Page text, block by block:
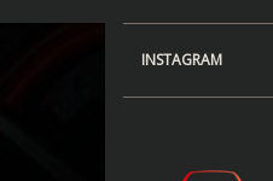
INSTAGRAM